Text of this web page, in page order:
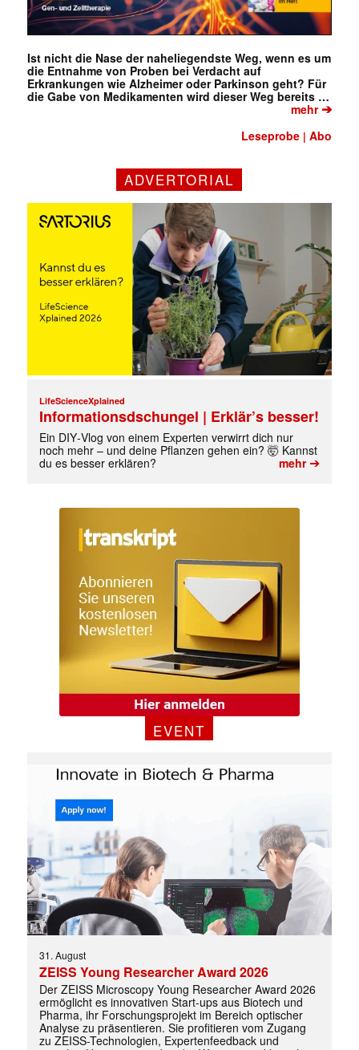
Ist nicht die Nase der naheliegendste Weg, wenn es um
die Entnahme von Proben bei Verdacht auf
Erkrankungen wie Alzheimer oder Parkinson geht? Für
die Gabe von Medikamenten wird dieser Weg bereits …
mehr➔
Leseprobe |Abo
ADVERTORIAL
LifeScienceXplained
Informationsdschungel | Erklär’s besser!
Ein DIY‑Vlog von einem Experten verwirrt dich nur
noch mehr – und deine Pflanzen gehen ein? 🤯 Kannst
du es besser erklären?
mehr➔
EVENT
31. August
ZEISS Young Researcher Award 2026
Der ZEISS Microscopy Young Researcher Award 2026
ermöglicht es innovativen Start-ups aus Biotech und
Pharma, ihr Forschungsprojekt im Bereich optischer
Analyse zu präsentieren. Sie profitieren vom Zugang
zu ZEISS-Technologien, Expertenfeedback und